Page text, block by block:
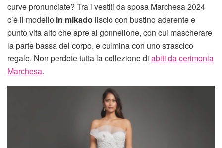
curve pronunciate? Tra i vestiti da sposa Marchesa 2024
c’è il modello in mikado liscio con bustino aderente e
punto vita alto che apre al gonnellone, con cui mascherare
la parte bassa del corpo, e culmina con uno strascico
regale. Non perdete tutta la collezione di abiti da cerimonia
Marchesa.